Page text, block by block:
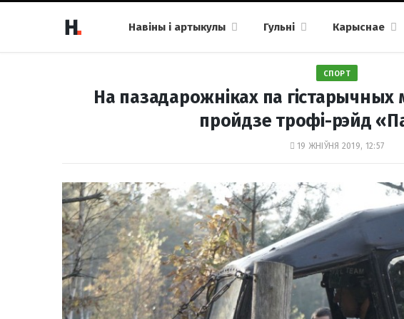
Навіны і артыкулы Гульні Карыснае
СПОРТ
На пазадарожніках па гістарычных
пройдзе трофі-рэйд
19 ЖНІЎНЯ 2019, 12:57